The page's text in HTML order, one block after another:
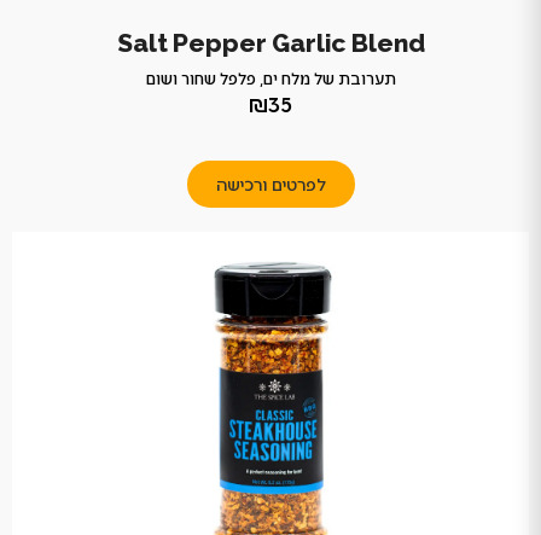
Salt Pepper Garlic Blend
תערובת של מלח ים, פלפל שחור ושום
₪35
לפרטים ורכישה